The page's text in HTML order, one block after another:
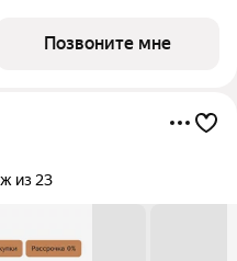
Позвоните мне
из 23